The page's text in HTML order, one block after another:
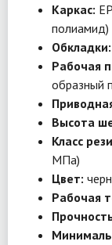
Каркас:
полиамид)
Обкладки:
Рабочая
образный
Высота
Класс
МПа)
Цвет:
Рабочая